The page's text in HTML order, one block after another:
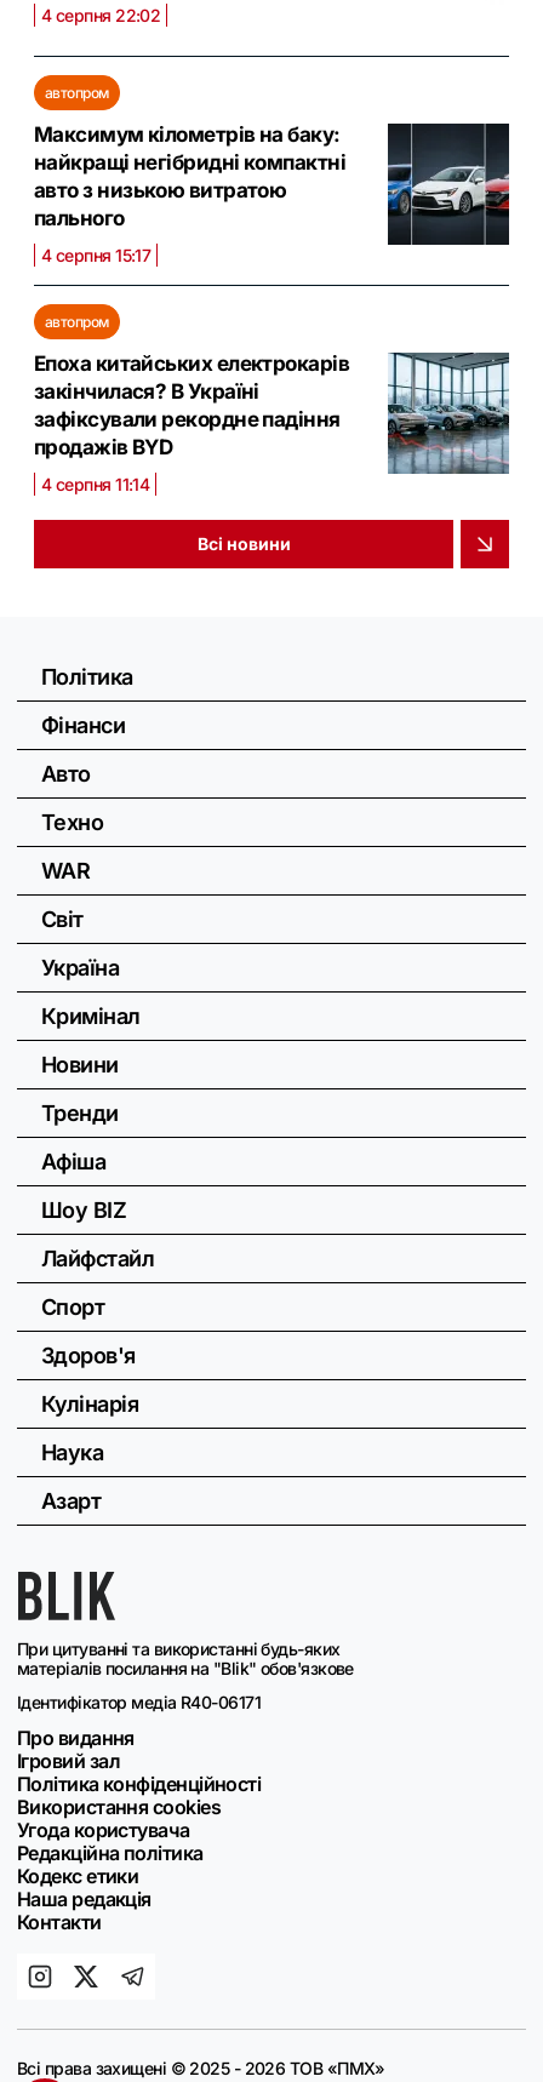
4 серпня 22:02
автопром
Максимум кілометрів на баку:
найкращі негібридні компактні
авто з низькою витратою
пального
4 серпня 15:17
автопром
Епоха китайських електрокарів
закінчилася? В Україні
зафіксували рекордне падіння
продажів BYD
4 серпня 11:14
Всі новини
При цитуванні та використанні будь-яких
матеріалів посилання на "Blik" обов'язкове
Ідентифікатор медіа R40-06171
Про видання
Ігровий зал
Політика конфіденційності
Використання cookies
Угода користувача
Редакційна політика
Кодекс етики
Наша редакція
Контакти
Політика
Фінанси
Авто
Техно
WAR
Світ
Україна
Кримінал
Новини
Тренди
Афіша
Шоу BIZ
Лайфстайл
Спорт
Здоров'я
Кулінарія
Наука
Азарт
Всі права захищені © 2025 - 2026 ТОВ «ПМХ»